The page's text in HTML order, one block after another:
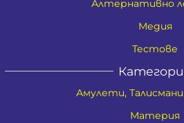
Алтернативно
Медия
Тестове
Амулети,
Материя